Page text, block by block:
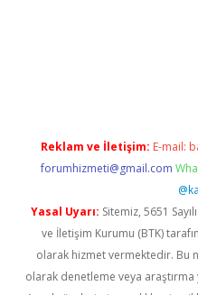
Reklam ve İletişim: E-mail:
forumhizmeti@gmail.com
Yasal Uyarı: Sitemiz, 5651
ve İletişim Kurumu (BTK)
olarak hizmet vermektedir. Bu
olarak denetleme veya